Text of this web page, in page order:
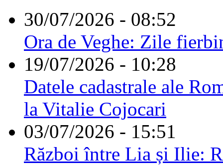
30/07/2026 - 08:52
Ora de Veghe: Zile
19/07/2026 - 10:28
Datele cadastrale ale
la Vitalie Cojocari
03/07/2026 - 15:51
Război între Lia și Ilie: